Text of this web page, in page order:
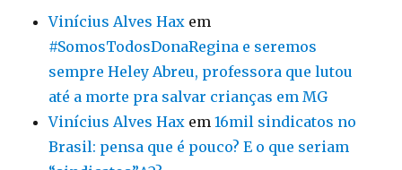
Vinícius Alves Hax em
#SomosTodosDonaRegina e seremos
sempre Heley Abreu, professora que lutou
até a morte pra salvar crianças em MG
Vinícius Alves Hax em16mil sindicatos no
Brasil: pensa que é pouco? E o que seriam